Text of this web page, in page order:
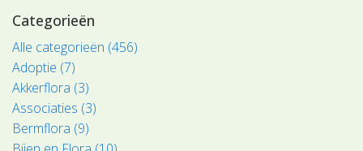
Categorieën
Alle categorieën (456)
Adoptie (7)
Akkerflora (3)
Associaties (3)
Bermflora (9)